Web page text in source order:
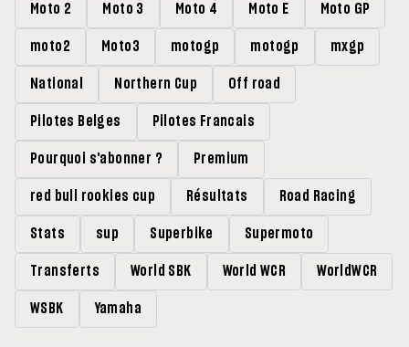
Moto 2 Moto 3 Moto 4 Moto E Moto GP
moto2 Moto3 motogp motogp mxgp
National Northern Cup Off road
Pilotes Belges Pilotes Francais
Pourquoi s'abonner ? Premium
red bull rookies cup Résultats Road Racing
Stats sup Superbike Supermoto
Transferts World SBK World WCR WorldWCR
WSBK Yamaha